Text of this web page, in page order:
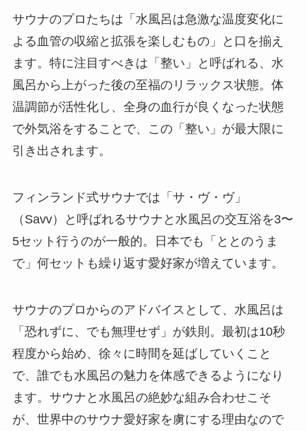
サウナのプロたちは「水風呂は急激な温度変化に
よる血管の収縮と拡張を楽しむもの」と口を揃え
ます。特に注目すべきは「整い」と呼ばれる、水
風呂から上がった後の至福のリラックス状態。体
温調節が活性化し、全身の血行が良くなった状態
で外気浴をすることで、この「整い」が最大限に
引き出されます。
フィンランド式サウナでは「サ・ヴ・ヴ」
（Savv）と呼ばれるサウナと水風呂の交互浴を3〜
5セット行うのが一般的。日本でも「ととのうま
で」何セットも繰り返す愛好家が増えています。
サウナのプロからのアドバイスとして、水風呂は
「恐れずに、でも無理せず」が鉄則。最初は10秒
程度から始め、徐々に時間を延ばしていくこと
で、誰でも水風呂の魅力を体感できるようになり
ます。サウナと水風呂の絶妙な組み合わせこそ
が、世界中のサウナ愛好家を虜にする理由なので